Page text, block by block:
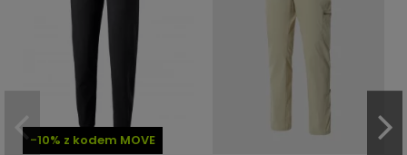
-10% z kodem MOVE